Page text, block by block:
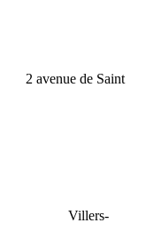
2 avenue de Saint
Villers-